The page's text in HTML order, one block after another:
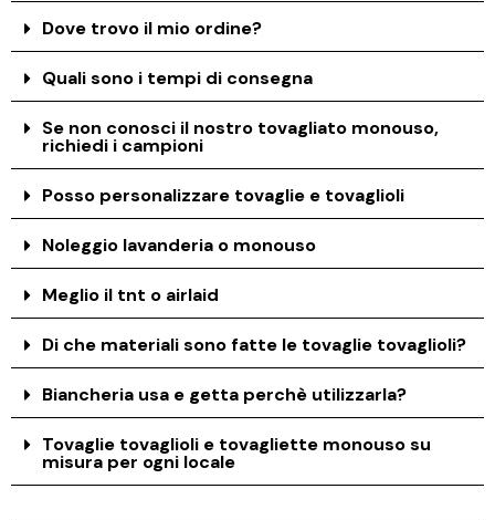
Dove trovo il mio ordine?
Quali sono i tempi di consegna
Se non conosci il nostro tovagliato monouso,
richiedi i campioni
Posso personalizzare tovaglie e tovaglioli
Noleggio lavanderia o monouso
Meglio il tnt o airlaid
Di che materiali sono fatte le tovaglie tovaglioli?
Biancheria usa e getta perchè utilizzarla?
Tovaglie tovaglioli e tovagliette monouso su
misura per ogni locale